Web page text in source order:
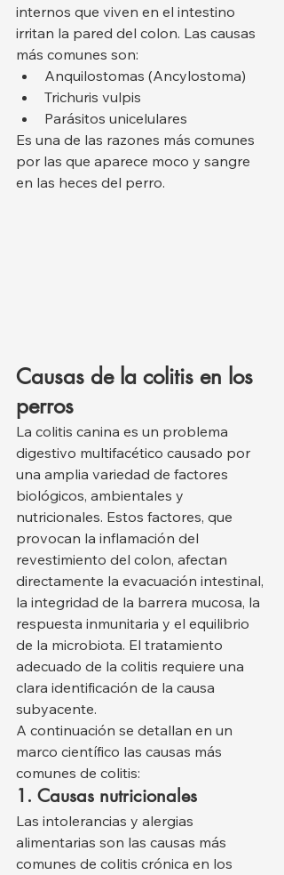
internos que viven en el intestino
irritan la pared del colon. Las causas
más comunes son:
Anquilostomas (Ancylostoma)
Trichuris vulpis
Parásitos unicelulares
Es una de las razones más comunes
por las que aparece moco y sangre
en las heces del perro.
Causas de la colitis en los
perros
La colitis canina es un problema
digestivo multifacético causado por
una amplia variedad de factores
biológicos, ambientales y
nutricionales. Estos factores, que
provocan la inflamación del
revestimiento del colon, afectan
directamente la evacuación intestinal,
la integridad de la barrera mucosa, la
respuesta inmunitaria y el equilibrio
de la microbiota. El tratamiento
adecuado de la colitis requiere una
clara identificación de la causa
subyacente.
A continuación se detallan en un
marco científico las causas más
comunes de colitis:
1. Causas nutricionales
Las intolerancias y alergias
alimentarias son las causas más
comunes de colitis crónica en los